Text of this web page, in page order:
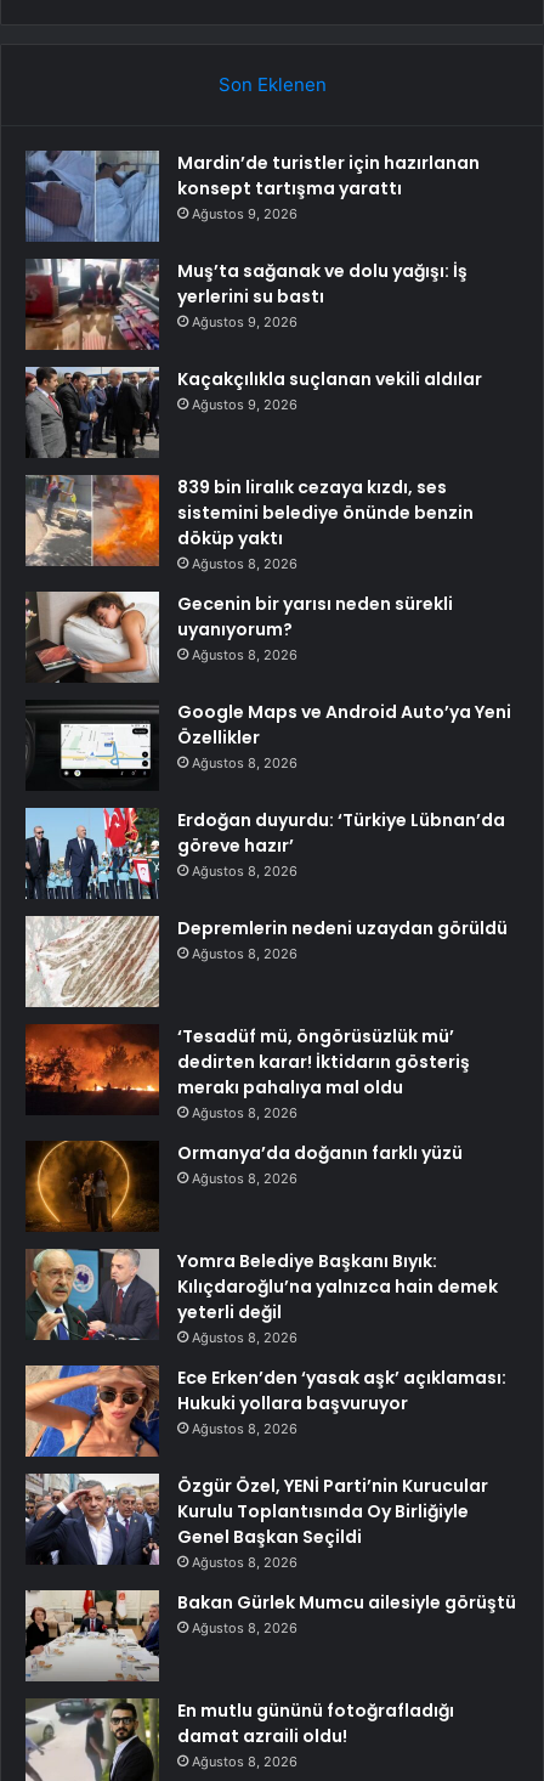
Son Eklenen
Mardin’de turistler için hazırlanan
konsept tartışma yarattı
Ağustos 9, 2026
Muş’ta sağanak ve dolu yağışı: İş
yerlerini su bastı
Ağustos 9, 2026
Kaçakçılıkla suçlanan vekili aldılar
Ağustos 9, 2026
839 bin liralık cezaya kızdı, ses
sistemini belediye önünde benzin
döküp yaktı
Ağustos 8, 2026
Gecenin bir yarısı neden sürekli
uyanıyorum?
Ağustos 8, 2026
Google Maps ve Android Auto’ya Yeni
Özellikler
Ağustos 8, 2026
Erdoğan duyurdu: ‘Türkiye Lübnan’da
göreve hazır’
Ağustos 8, 2026
Depremlerin nedeni uzaydan görüldü
Ağustos 8, 2026
‘Tesadüf mü, öngörüsüzlük mü’
dedirten karar! İktidarın gösteriş
merakı pahalıya mal oldu
Ağustos 8, 2026
Ormanya’da doğanın farklı yüzü
Ağustos 8, 2026
Yomra Belediye Başkanı Bıyık:
Kılıçdaroğlu’na yalnızca hain demek
yeterli değil
Ağustos 8, 2026
Ece Erken’den ‘yasak aşk’ açıklaması:
Hukuki yollara başvuruyor
Ağustos 8, 2026
Özgür Özel, YENİ Parti’nin Kurucular
Kurulu Toplantısında Oy Birliğiyle
Genel Başkan Seçildi
Ağustos 8, 2026
Bakan Gürlek Mumcu ailesiyle görüştü
Ağustos 8, 2026
En mutlu gününü fotoğrafladığı
damat azraili oldu!
Ağustos 8, 2026